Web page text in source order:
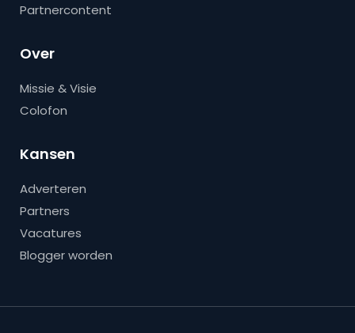
Partnercontent
Over
Missie & Visie
Colofon
Kansen
Adverteren
Partners
Vacatures
Blogger worden